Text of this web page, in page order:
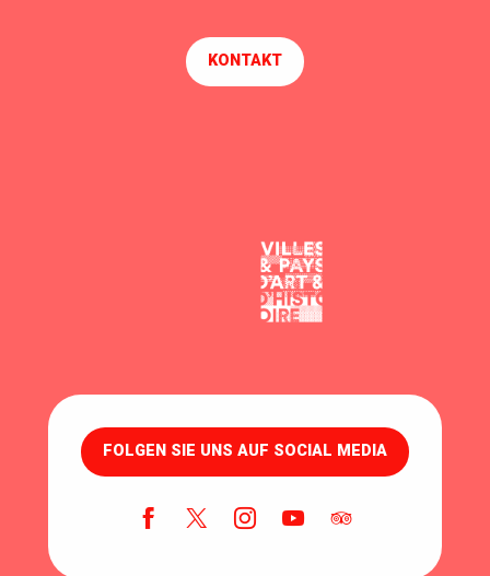
KONTAKT
FOLGEN SIE UNS AUF SOCIAL MEDIA